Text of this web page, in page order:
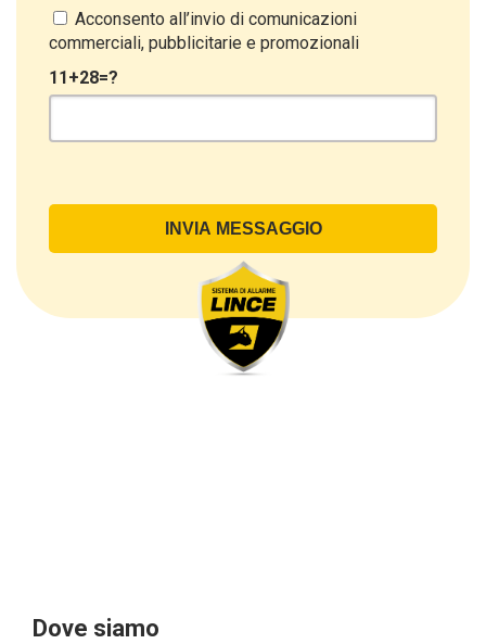
Il Titolare del Trattamento è LINCE ITALIA S.r.l., con
sede in Via Variante di Cancelliera snc 00072 –
Ariccia (RM). L’interessato può esercitare i
propri diritti inviando una raccomandata alla sede
Oggetto del Trattamento
di contatto, così come altri dati necessari ai fini della
fatturazione, come l’indirizzo). Con riferimento a
questi ultimi, cogliamo l’occasione per
sottolineare che i dati delle persone fisiche sono
sempre qualificati come personali, mentre le persone
giuridiche sono in via generale escluse
dal campo di applicazione del GDPR (artt. 1 e 4 del
Alcuni segmenti dell’attività richiesta potrebbero
Acconsento all’invio di comunicazioni
commerciali, pubblicitarie e promozionali
11+28=?
Dove siamo